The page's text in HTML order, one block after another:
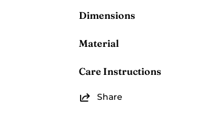
Dimensions
Material
Care Instructions
Share